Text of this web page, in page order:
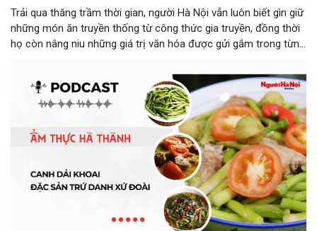
Trải qua thăng trầm thời gian, người Hà Nội vẫn luôn biết gìn giữ
những món ăn truyền thống từ công thức gia truyền, đồng thời
họ còn nâng niu những giá trị văn hóa được gửi gắm trong từng
thức. Và canh dải khoai là một món ăn như thế.